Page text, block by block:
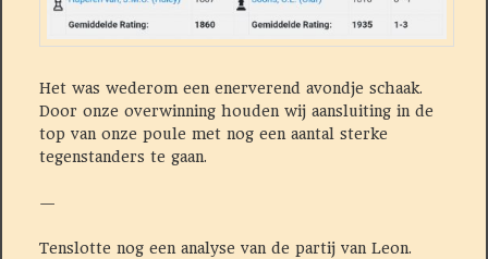
Het was wederom een enerverend avondje schaak.
Door onze overwinning houden wij aansluiting in de
top van onze poule met nog een aantal sterke
tegenstanders te gaan.
—
Tenslotte nog een analyse van de partij van Leon.